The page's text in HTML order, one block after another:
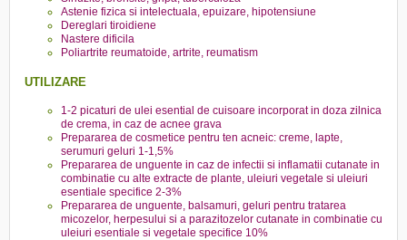
Astenie fizica si intelectuala, epuizare, hipotensiune
Dereglari tiroidiene
Nastere dificila
Poliartrite reumatoide, artrite, reumatism
UTILIZARE
1-2 picaturi de ulei esential de cuisoare incorporat in doza zilnica
de crema, in caz de acnee grava
Prepararea de cosmetice pentru ten acneic: creme, lapte,
serumuri geluri 1-1,5%
Prepararea de unguente in caz de infectii si inflamatii cutanate in
combinatie cu alte extracte de plante, uleiuri vegetale si uleiuri
esentiale specifice 2-3%
Prepararea de unguente, balsamuri, geluri pentru tratarea
micozelor, herpesului si a parazitozelor cutanate in combinatie cu
uleiuri esentiale si vegetale specifice 10%